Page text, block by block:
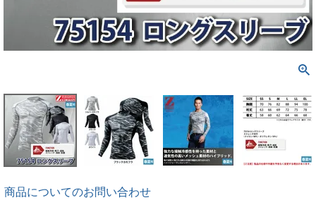
商品についてのお問い合わせ